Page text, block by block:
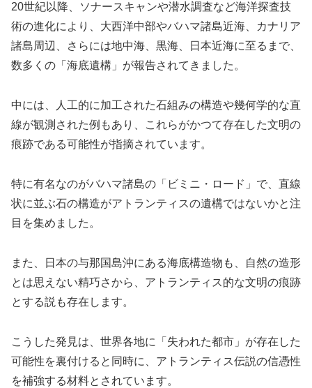
20世紀以降、ソナースキャンや潜水調査など海洋探査技
術の進化により、大西洋中部やバハマ諸島近海、カナリア
諸島周辺、さらには地中海、黒海、日本近海に至るまで、
数多くの「海底遺構」が報告されてきました。
中には、人工的に加工された石組みの構造や幾何学的な直
線が観測された例もあり、これらがかつて存在した文明の
痕跡である可能性が指摘されています。
特に有名なのがバハマ諸島の「ビミニ・ロード」で、直線
状に並ぶ石の構造がアトランティスの遺構ではないかと注
目を集めました。
また、日本の与那国島沖にある海底構造物も、自然の造形
とは思えない精巧さから、アトランティス的な文明の痕跡
とする説も存在します。
こうした発見は、世界各地に「失われた都市」が存在した
可能性を裏付けると同時に、アトランティス伝説の信憑性
を補強する材料とされています。